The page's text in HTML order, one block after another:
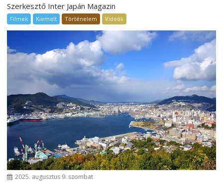
Szerkesztő Inter Japán Magazin
Filmek Kiemelt Történelem Videók
2025. augusztus 9. szombat